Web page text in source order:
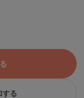
する